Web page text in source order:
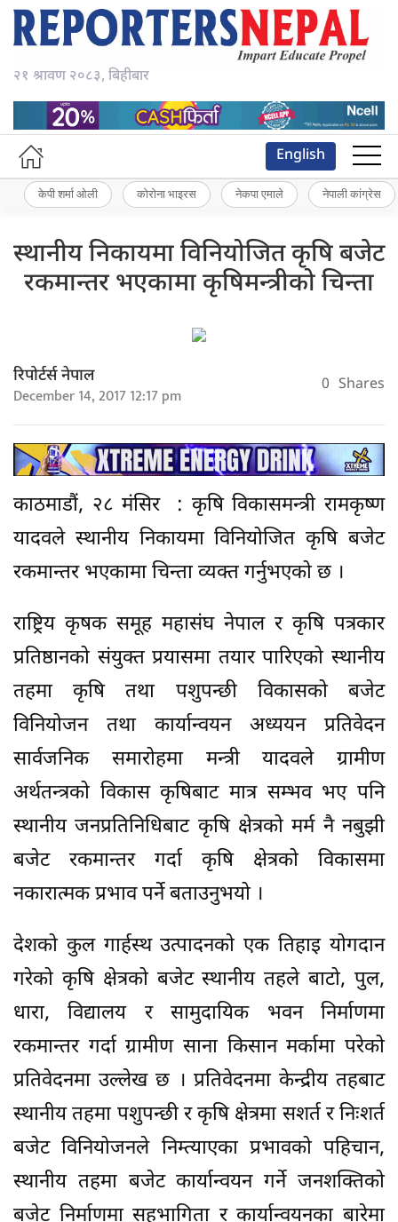
२१ श्रावण २०८३, बिहीबार
English
केपी शर्मा ओली कोरोना भाइरस नेकपा एमाले नेपाली कांग्रेस
स्थानीय निकायमा विनियोजित कृषि बजेट
रकमान्तर भएकामा कृषिमन्त्रीको चिन्ता
रिपोर्टर्स नेपाल
December 14, 2017 12:17 pm 0 Shares
काठमाडौं, २८ मंसिर : कृषि विकासमन्त्री रामकृष्ण
यादवले स्थानीय निकायमा विनियोजित कृषि बजेट
रकमान्तर भएकामा चिन्ता व्यक्त गर्नुभएको छ ।
राष्ट्रिय कृषक समूह महासंघ नेपाल र कृषि पत्रकार
प्रतिष्ठानको संयुक्त प्रयासमा तयार पारिएको स्थानीय
तहमा कृषि तथा पशुपन्छी विकासको बजेट
विनियोजन तथा कार्यान्वयन अध्ययन प्रतिवेदन
सार्वजनिक समारोहमा मन्त्री यादवले ग्रामीण
अर्थतन्त्रको विकास कृषिबाट मात्र सम्भव भए पनि
स्थानीय जनप्रतिनिधिबाट कृषि क्षेत्रको मर्म नै नबुझी
बजेट रकमान्तर गर्दा कृषि क्षेत्रको विकासमा
नकारात्मक प्रभाव पर्ने बताउनुभयो ।
देशको कुल गार्हस्थ उत्पादनको एक तिहाइ योगदान
गरेको कृषि क्षेत्रको बजेट स्थानीय तहले बाटो, पुल,
धारा, विद्यालय र सामुदायिक भवन निर्माणमा
रकमान्तर गर्दा ग्रामीण साना किसान मर्कामा परेको
प्रतिवेदनमा उल्लेख छ । प्रतिवेदनमा केन्द्रीय तहबाट
स्थानीय तहमा पशुपन्छी र कृषि क्षेत्रमा सशर्त र निःशर्त
बजेट विनियोजनले निम्त्याएका प्रभावको पहिचान,
स्थानीय तहमा बजेट कार्यान्वयन गर्ने जनशक्तिको
बजेट निर्माणमा सहभागिता र कार्यान्वयनका बारेमा